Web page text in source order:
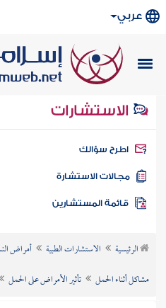
عربي
الاستشارات
سؤالك
الاستشارة
الرئيسية الاستشارات الطبية أمراض
مشاكل أثناء الحمل
تأثير الأمراض على الحمل